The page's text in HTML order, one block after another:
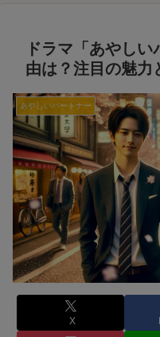
ドラマ「あやし
由は？注目の魅力
あやしいパートナー
X